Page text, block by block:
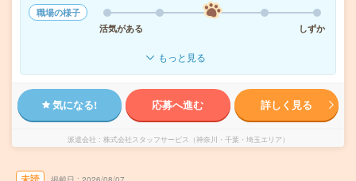
職場の様子
活気がある
しずか
もっと見る
気になる! 応募へ進む 詳しく見る
派遣会社 株式会社スタッフサービス（神奈川・千葉・埼玉エリア）